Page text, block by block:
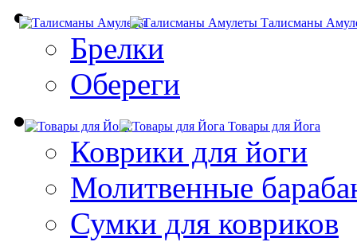
Талисманы
Брелки
Обереги
Товары для Йога
Коврики для йоги
Молитвенные
Сумки для ковриков